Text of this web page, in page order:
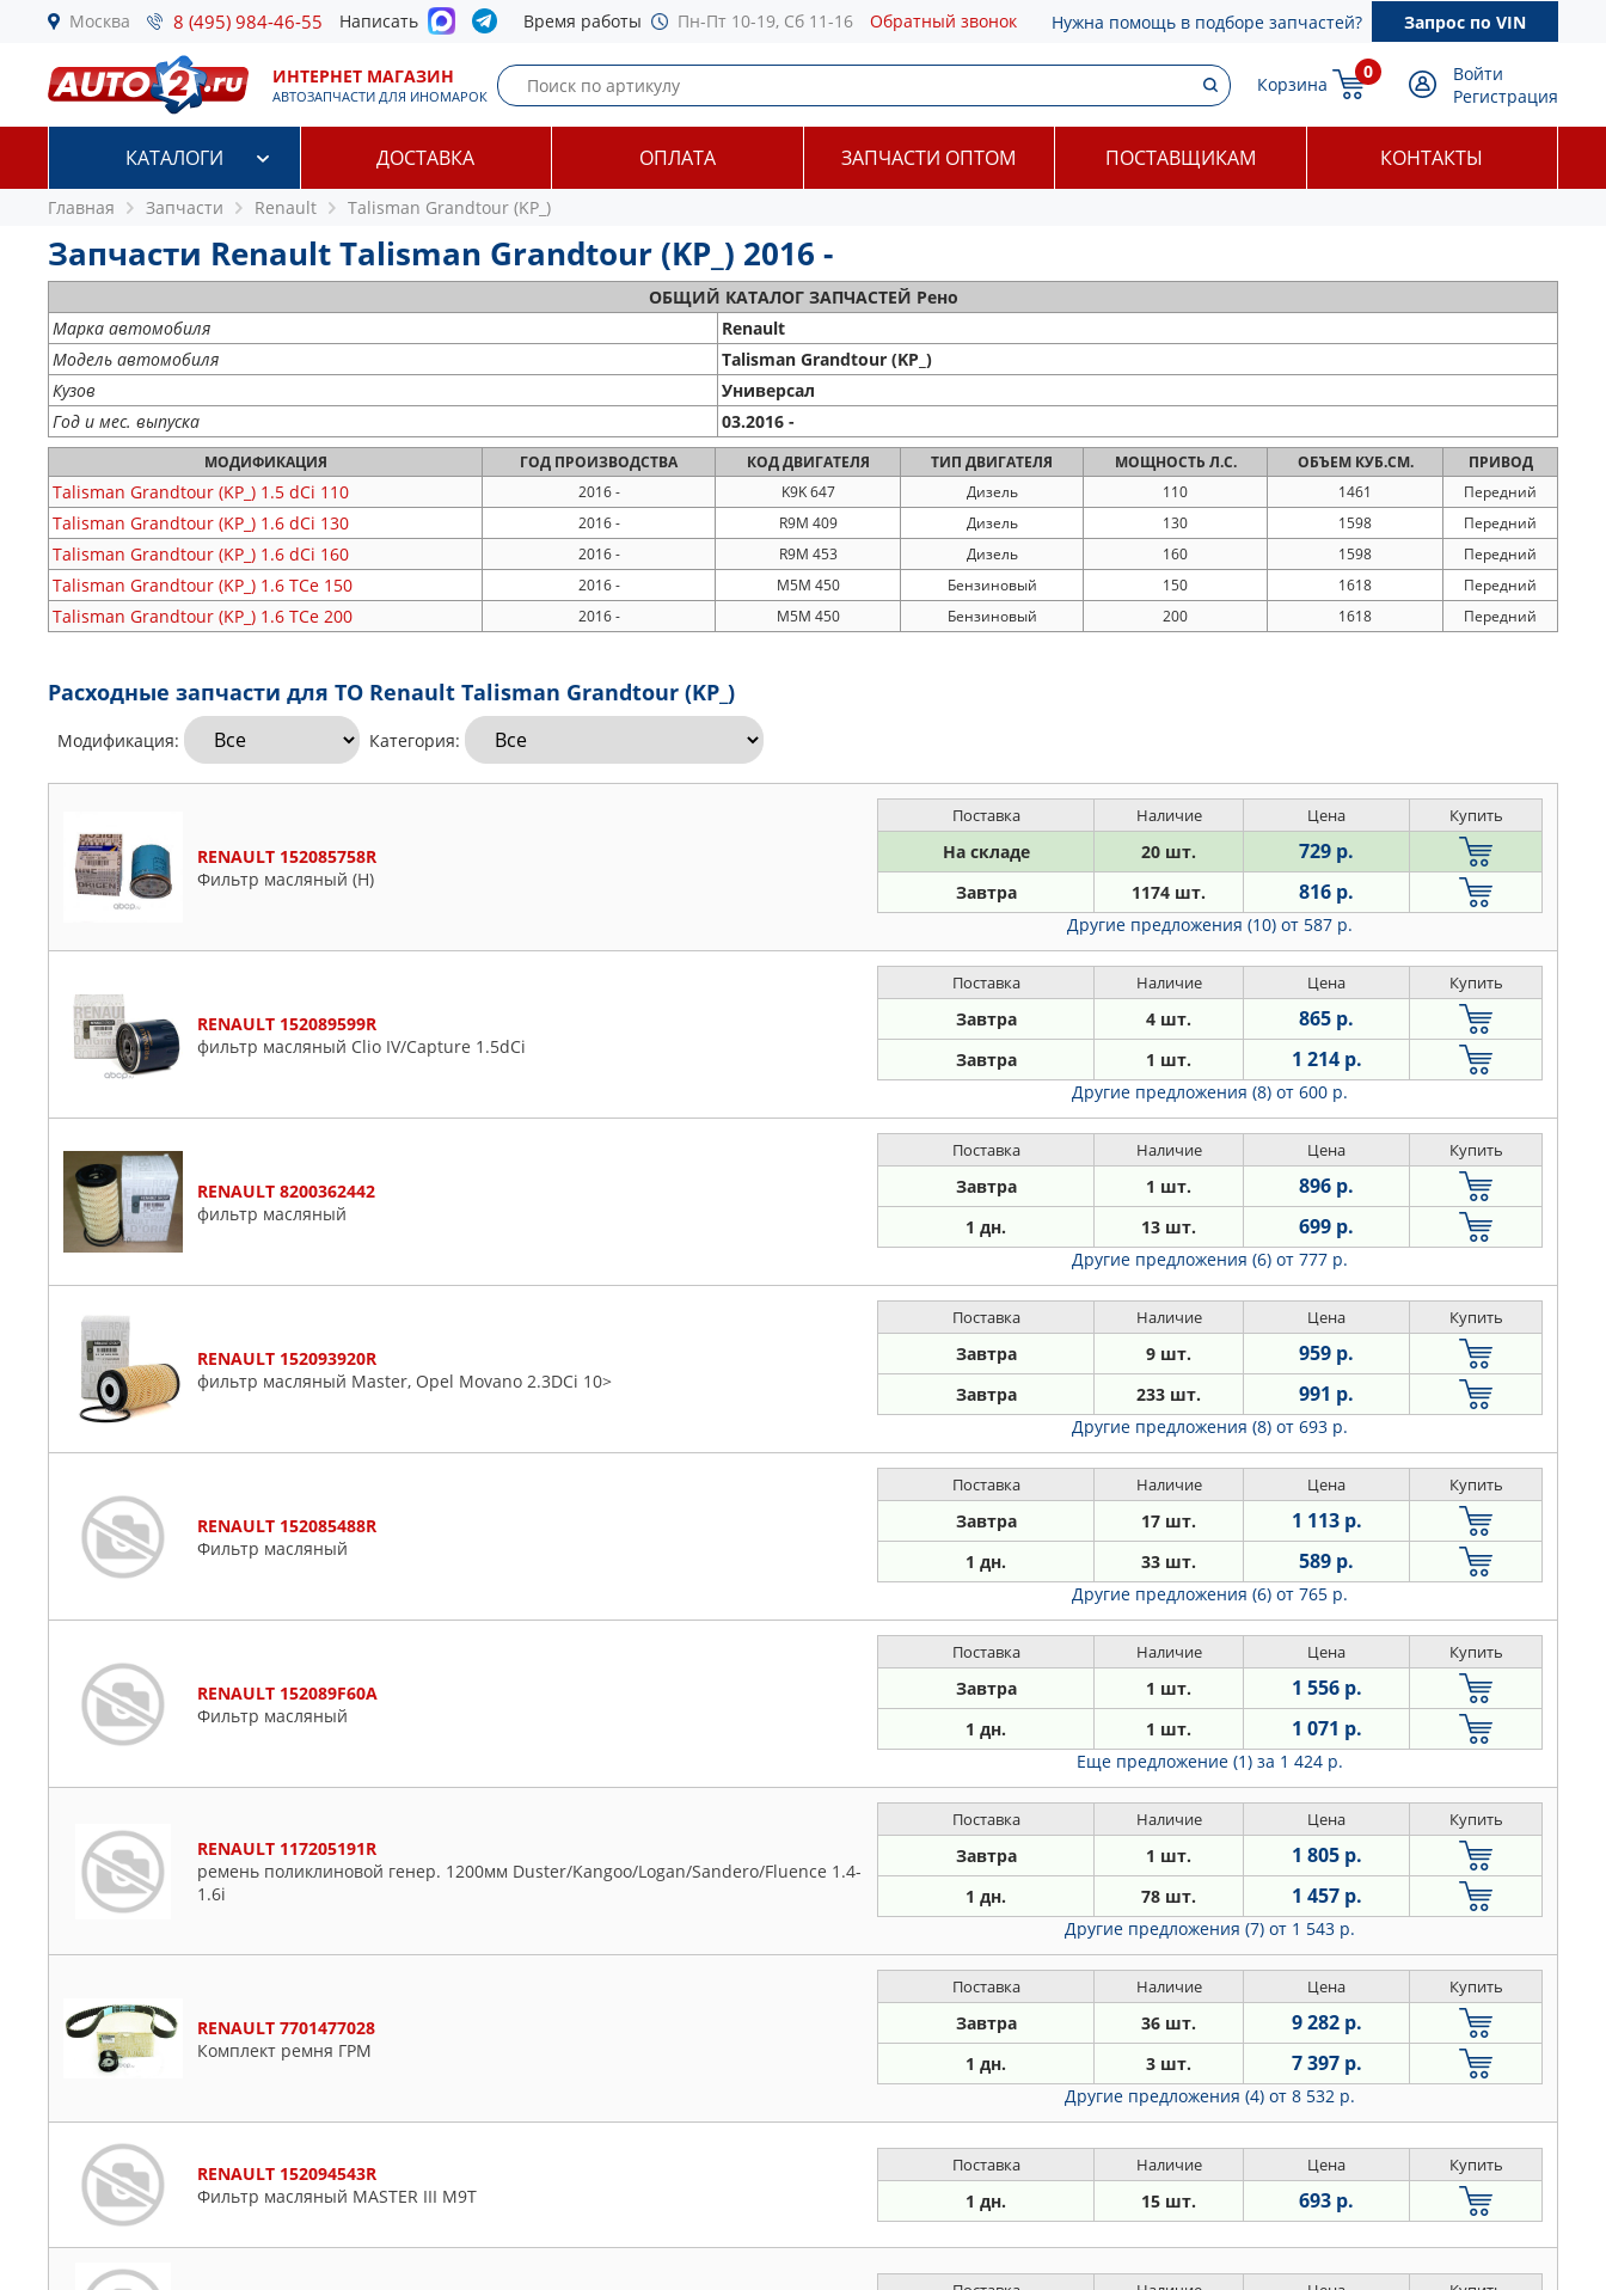
Москва 8 (495) 984-46-55 Написать Время работы Пн-Пт 10-19, Сб 11-16 Обратный звонок Нужна помощь в подборе запчастей? Запрос по VIN
ИНТЕРНЕТ МАГАЗИН
АВТОЗАПЧАСТИ ДЛЯ ИНОМАРОК
Корзина
0
Войти
Регистрация
КАТАЛОГИ ДОСТАВКА ОПЛАТА ЗАПЧАСТИ ОПТОМ ПОСТАВЩИКАМ КОНТАКТЫ
Главная Запчасти Renault Talisman Grandtour (KP_)
Запчасти Renault Talisman Grandtour (KP_) 2016 -
ОБЩИЙ КАТАЛОГ ЗАПЧАСТЕЙ Рено
Марка автомобиля
Renault
Модель автомобиля
Talisman Grandtour (KP_)
Кузов
Универсал
Год и мес. выпуска
03.2016 -
МОДИФИКАЦИЯ ГОД ПРОИЗВОДСТВА КОДДВИГАТЕЛЯ ТИП ДВИГАТЕЛЯ МОЩНОСТЬ Л.С. ОБЪЕМ КУБ.СМ. ПРИВОД
Talisman Grandtour (KP_) 1.5 dCi 110 2016 - K9K 647 Дизель 110 1461 Передний
Talisman Grandtour (KP_) 1.6 dCi 130 2016 - R9M 409 Дизель 130 1598 Передний
Talisman Grandtour (KP_) 1.6 dCi 160 2016 - R9M 453 Дизель 160 1598 Передний
Talisman Grandtour (KP_) 1.6 TCe 150 2016 - M5M 450 Бензиновый 150 1618 Передний
Talisman Grandtour (KP_) 1.6 TCe 200 2016 - M5M 450 Бензиновый 200 1618 Передний
Расходные запчасти для ТО Renault Talisman Grandtour (KP_)
Модификация: Категория:
RENAULT 152085758R
Фильтр масляный (Н)
Поставка Наличие Цена Купить
На складе 20 шт. 729 р.
Завтра 1174 шт. 816 р.
Другие предложения (10) от 587 р.
RENAULT 152089599R
фильтр масляный Clio IV/Capture 1.5dCi
Поставка Наличие Цена Купить
Завтра 4 шт. 865 р.
Завтра 1 шт. 1 214 р.
Другие предложения (8) от 600 р.
RENAULT 8200362442
фильтр масляный
Поставка Наличие Цена Купить
Завтра 1 шт. 896 р.
1 дн. 13 шт. 699 р.
Другие предложения (6) от 777 р.
RENAULT 152093920R
фильтр масляный Master, Opel Movano 2.3DCi 10>
Поставка Наличие Цена Купить
Завтра 9 шт. 959 р.
Завтра 233 шт. 991 р.
Другие предложения (8) от 693 р.
RENAULT 152085488R
Фильтр масляный
Поставка Наличие Цена Купить
Завтра 17 шт. 1 113 р.
1 дн. 33 шт. 589 р.
Другие предложения (6) от 765 р.
RENAULT 152089F60A
Фильтр масляный
Поставка Наличие Цена Купить
Завтра 1 шт. 1 556 р.
1 дн. 1 шт. 1 071 р.
Еще предложение (1) за 1 424 р.
RENAULT 117205191R
ремень поликлиновой генер. 1200мм Duster/Kangoo/Logan/Sandero/Fluence 1.4-
1.6i
Поставка Наличие Цена Купить
Завтра 1 шт. 1 805 р.
1 дн. 78 шт. 1 457 р.
Другие предложения (7) от 1 543 р.
RENAULT 7701477028
Комплект ремня ГРМ
Поставка Наличие Цена Купить
Завтра 36 шт. 9 282 р.
1 дн. 3 шт. 7 397 р.
Другие предложения (4) от 8 532 р.
RENAULT 152094543R
Фильтр масляный MASTER III M9T
Поставка Наличие Цена Купить
1 дн. 15 шт. 693 р.